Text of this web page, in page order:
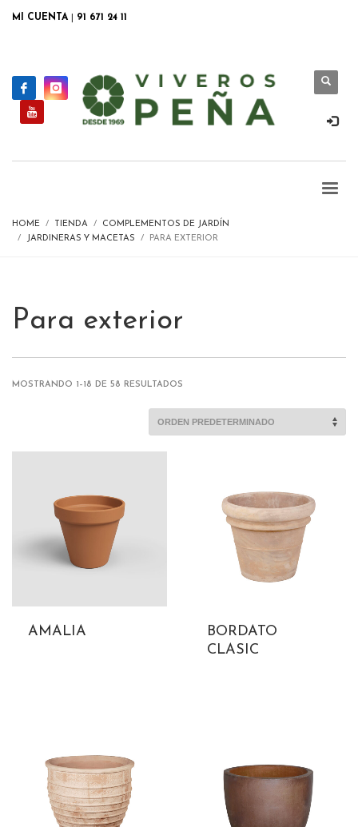
MI CUENTA 91 671 24 11
HOME TIENDA
COMPLEMENTOS DE JARDÍN
JARDINERAS Y MACETAS
PARA EXTERIOR
Para exterior
MOSTRANDO 1–18 DE 58 RESULTADOS
AMALIA
BORDATO
CLASIC